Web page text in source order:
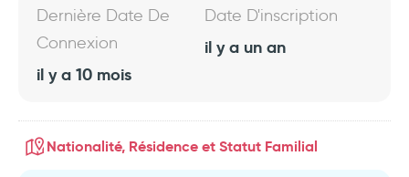
Dernière Date De
Connexion
il y a 10 mois
Date D'inscription
il y a un an
Nationalité, Résidence et Statut Familial